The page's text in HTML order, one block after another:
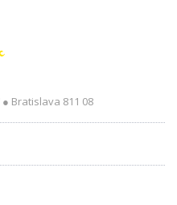
● Bratislava 811 08